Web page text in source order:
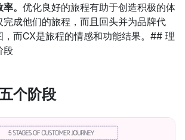
。 优化良好的旅程有助于创造积极的体
成他们的旅程，而且回头并为品牌代
，而CX是旅程的情感和功能结果。## 理
段
个阶段